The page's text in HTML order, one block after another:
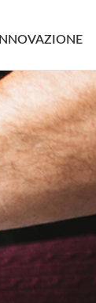
INNOVAZIONE